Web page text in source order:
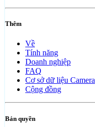
Thêm
Về
Tính năng
Doanh nghiệp
FAQ
Cơ sở dữ liệu Camera
Cộng đồng
Bản quyền